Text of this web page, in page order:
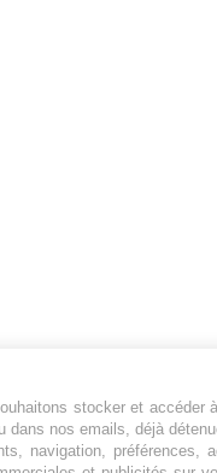
PROPOS
sommes nous ?
stocker et accéder
nos emails, déjà
navigation,